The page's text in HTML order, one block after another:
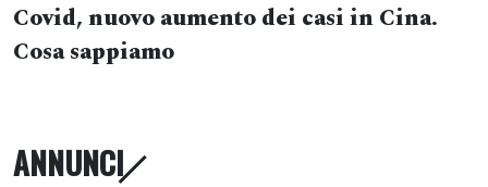
Covid, nuovo aumento dei casi in Cina.
Cosa sappiamo
ANNUNCI